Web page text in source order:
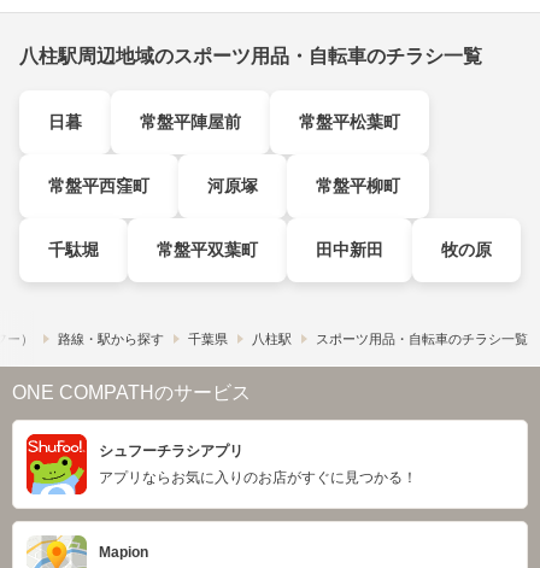
八柱駅周辺地域のスポーツ用品・自転車のチラシ一覧
日暮 常盤平陣屋前 常盤平松葉町
常盤平西窪町 河原塚 常盤平柳町
千駄堀 常盤平双葉町 田中新田 牧の原
） 路線・駅から探す 千葉県 八柱駅 スポーツ用品・自転車のチラシ一覧
ONE COMPATHのサービス
シュフーチラシアプリ
アプリならお気に入りのお店がすぐに見つかる！
Mapion